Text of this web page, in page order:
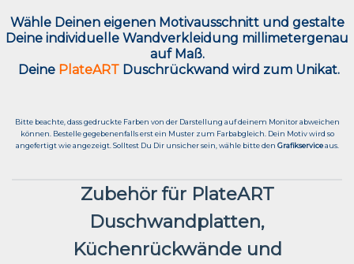
Wähle Deinen eigenen Motivausschnitt und gestalte
Deine individuelle Wandverkleidung millimetergenau
auf Maß.
Deine PlateARTDuschrückwand wird zum Unikat.
Bitte beachte, dass gedruckte Farben von der Darstellung auf deinem Monitor abweichen
können. Bestelle gegebenenfalls erst ein Muster zum Farbabgleich. Dein Motiv wird so
angefertigt wie angezeigt. Solltest Du Dir unsicher sein, wähle bitte den Grafikserviceaus.
Zubehör für PlateART
Duschwandplatten,
Küchenrückwände und